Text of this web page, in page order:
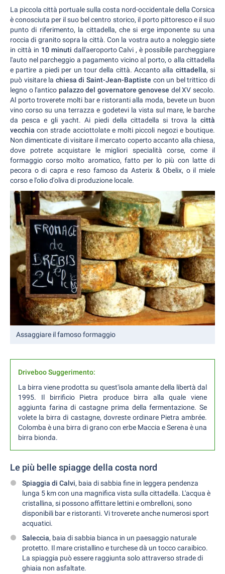
La piccola città portuale sulla costa nord-occidentale della Corsica
è conosciuta per il suo bel centro storico, il porto pittoresco e il suo
punto di riferimento, la cittadella, che si erge imponente su una
roccia di granito sopra la città. Con la vostra auto a noleggio siete
in città in 10 minuti dall'aeroporto Calvi , è possibile parcheggiare
l'auto nel parcheggio a pagamento vicino al porto, o alla cittadella
e partire a piedi per un tour della città. Accanto alla cittadella, si
può visitare la chiesa di Saint-Jean-Baptiste con un bel trittico di
legno o l'antico palazzo del governatore genovese del XV secolo.
Al porto troverete molti bar e ristoranti alla moda, bevete un buon
vino corso su una terrazza e godetevi la vista sul mare, le barche
da pesca e gli yacht. Ai piedi della cittadella si trova la città
vecchia con strade acciottolate e molti piccoli negozi e boutique.
Non dimenticate di visitare il mercato coperto accanto alla chiesa,
dove potrete acquistare le migliori specialità corse, come il
formaggio corso molto aromatico, fatto per lo più con latte di
pecora o di capra e reso famoso da Asterix & Obelix, o il miele
corso e l'olio d'oliva di produzione locale.
Assaggiare il famoso formaggio
Driveboo Suggerimento:
La birra viene prodotta su quest'isola amante della libertà dal
1995. Il birrificio Pietra produce birra alla quale viene
aggiunta farina di castagne prima della fermentazione. Se
volete la birra di castagne, dovreste ordinare Pietra ambrée.
Colomba è una birra di grano con erbe Maccia e Serena è una
birra bionda.
Le più belle spiagge della costa nord
Spiaggia di Calvi, baia di sabbia fine in leggera pendenza
lunga 5 km con una magnifica vista sulla cittadella. L'acqua è
cristallina, si possono affittare lettini e ombrelloni, sono
disponibili bar e ristoranti. Vi troverete anche numerosi sport
acquatici.
Saleccia, baia di sabbia bianca in un paesaggio naturale
protetto. Il mare cristallino e turchese dà un tocco caraibico.
La spiaggia può essere raggiunta solo attraverso strade di
ghiaia non asfaltate.